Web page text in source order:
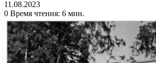
11.08.2023
0 Время чтения: 6 мин.